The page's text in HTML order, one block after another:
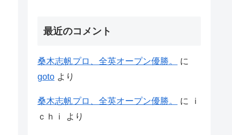
最近のコメント
桑木志帆プロ、全英オープン優勝。
に
goto より
桑木志帆プロ、全英オープン優勝。 に
ｉ
ｃｈｉ
より